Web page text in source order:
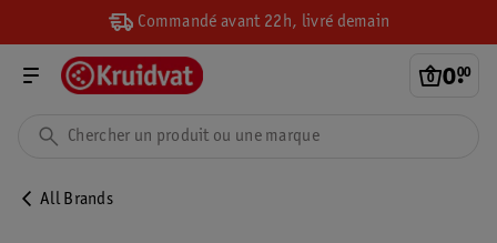
Commandé avant 22h, livré demain
0.
00
All Brands